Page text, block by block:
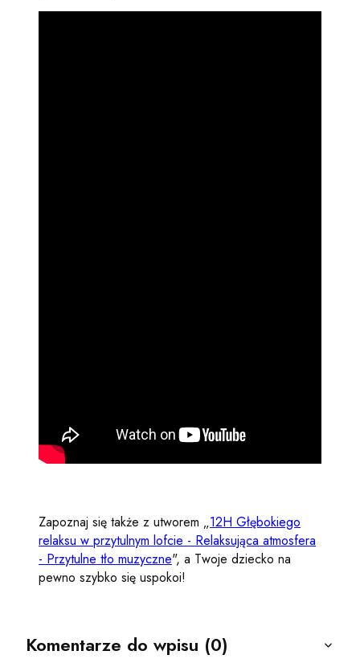
Zapoznaj się także z utworem „12H Głębokiego
relaksu w przytulnym lofcie - Relaksująca atmosfera
- Przytulne tło muzyczne", a Twoje dziecko na
pewno szybko się uspokoi!
Komentarze do wpisu (0)